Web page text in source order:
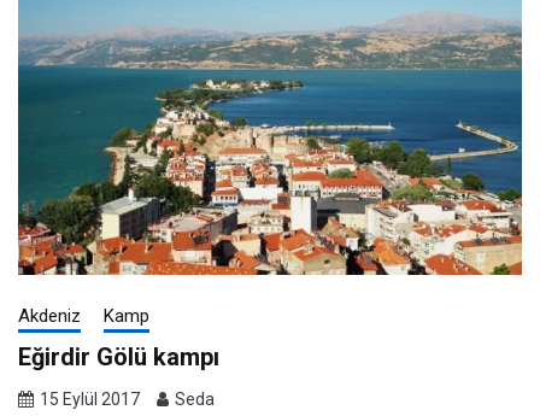
Akdeniz Kamp
Eğirdir Gölü kampı
15 Eylül 2017 Seda